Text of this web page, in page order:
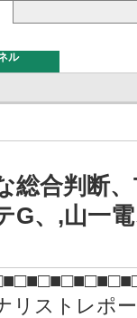
ル
総合判断
G、,山一
リストレポ